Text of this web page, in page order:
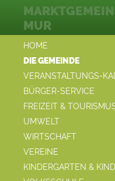
HOME
DIE GEMEINDE
VERANSTALTUNGS-
BÜRGER-SERVICE
FREIZEIT &
UMWELT
WIRTSCHAFT
VEREINE
KINDERGARTEN &
MUR